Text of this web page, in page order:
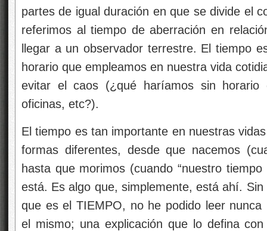
partes de igual duración en que se divide el
referimos al tiempo de aberración en
llegar a un observador terrestre. El tiempo
horario que empleamos en nuestra vida
evitar el caos (¿qué haríamos sin horario
oficinas, etc?).
El tiempo es tan importante en nuestras
formas diferentes, desde que nacemos
hasta que morimos (cuando “nuestro
está. Es algo que, simplemente, está ahí.
que es el TIEMPO, no he podido leer nunca
el mismo; una explicación que lo defina